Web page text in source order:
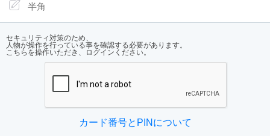
セキュリティ対策のため、
人物が操作を行っている事を確認する必要があります。
こちらを操作いただき、ログインください。
カード番号とPINについて